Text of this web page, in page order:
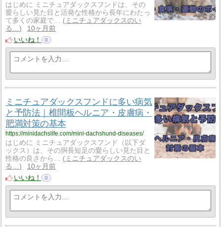
はじめに ミニチュアダックスフンドは、その
愛らしい見た目と活発な性格から長年にわたっ
て多くの家庭で…
ミニチュアダックスのい
る…
10ヶ月前
いいね！
0
ミニチュアダックスフンドに多い病気
と予防法｜椎間板ヘルニア・皮膚病・
肥満対策の基本
https://minidachslife.com/mini-dachshund-diseases/
はじめに ミニチュアダックスフンド（以下ダ
ックス）は、その胴長短足の愛らしい見た目と
性格の良さから…
ミニチュアダックスのい
る…
10ヶ月前
いいね！
0